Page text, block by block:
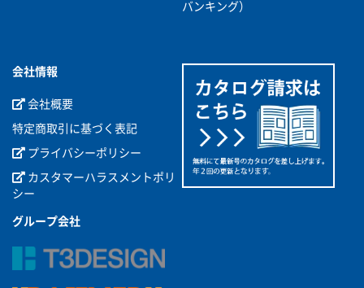
バンキング）
会社情報
会社概要
特定商取引に基づく表記
プライバシーポリシー
カスタマーハラスメントポリ
シー
グループ会社